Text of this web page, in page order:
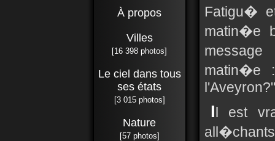
À propos
Villes
[16 398 photos]
Le ciel dans tous
ses états
[3 015 photos]
Nature
[57 photos]
Fatigu�
matin�e
matin�e
Il est